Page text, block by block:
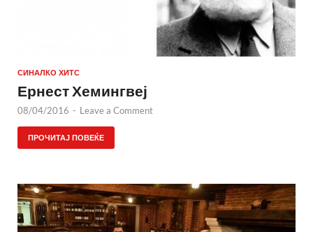
СИНАЛКО ХИТС
Ернест Хемингвеј
08/04/2016 - Leave a Comment
ПРОЧИТАЈ ПОВЕЌЕ